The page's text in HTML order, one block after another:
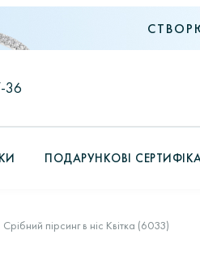
36
ПОДАРУНКОВІ
Срібний пірсинг в ніс Квітка (6033)